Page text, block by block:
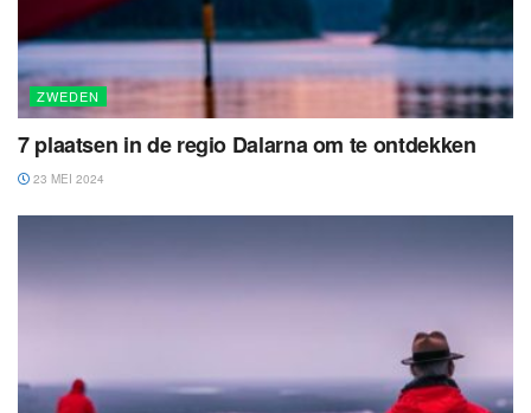
ZWEDEN
7 plaatsen in de regio Dalarna om te ontdekken
23 MEI 2024